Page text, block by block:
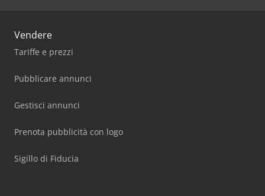
Vendere
Tariffe e prezzi
Pubblicare annunci
Gestisci annunci
Prenota pubblicità con logo
Sigillo di Fiducia